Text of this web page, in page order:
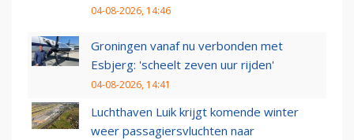
04-08-2026, 14:46
Groningen vanaf nu verbonden met
Esbjerg: 'scheelt zeven uur rijden'
04-08-2026, 14:41
Luchthaven Luik krijgt komende winter
weer passagiersvluchten naar